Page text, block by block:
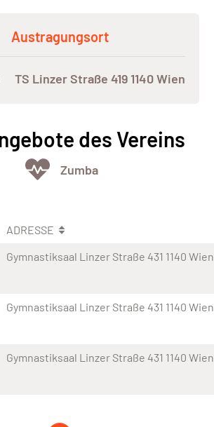
Austragungsort
TS Linzer Straße 419 1140 Wien
des Vereins
Zumba
ADRESSE
Gymnastiksaal Linzer Straße 431 1140 Wien
Gymnastiksaal Linzer Straße 431 1140 Wien
Gymnastiksaal Linzer Straße 431 1140 Wien